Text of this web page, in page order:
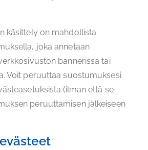
käsittely on mahdollista
joka annetaan
bannerissa tai
Voit peruuttaa suostumuksesi
(ilman että se
peruuttamisen jälkeiseen